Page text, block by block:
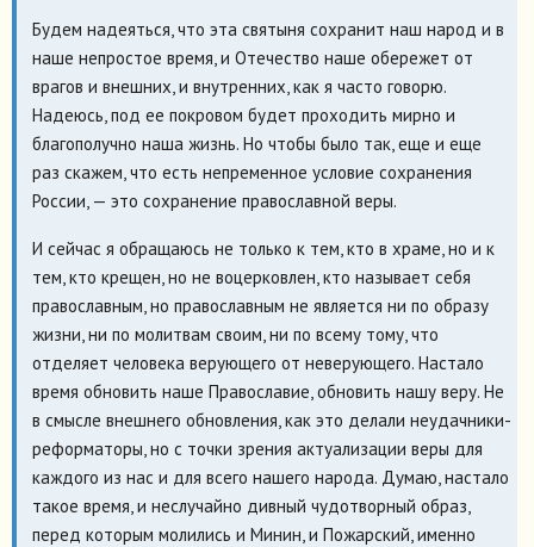
Будем надеяться, что эта святыня сохранит наш народ и в
наше непростое время, и Отечество наше обережет от
врагов и внешних, и внутренних, как я часто говорю.
Надеюсь, под ее покровом будет проходить мирно и
благополучно наша жизнь. Но чтобы было так, еще и еще
раз скажем, что есть непременное условие сохранения
России, — это сохранение православной веры.
И сейчас я обращаюсь не только к тем, кто в храме, но и к
тем, кто крещен, но не воцерковлен, кто называет себя
православным, но православным не является ни по образу
жизни, ни по молитвам своим, ни по всему тому, что
отделяет человека верующего от неверующего. Настало
время обновить наше Православие, обновить нашу веру. Не
в смысле внешнего обновления, как это делали неудачники-
реформаторы, но с точки зрения актуализации веры для
каждого из нас и для всего нашего народа. Думаю, настало
такое время, и неслучайно дивный чудотворный образ,
перед которым молились и Минин, и Пожарский, именно